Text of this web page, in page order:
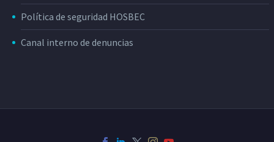
Política de seguridad HOSBEC
Canal interno de denuncias